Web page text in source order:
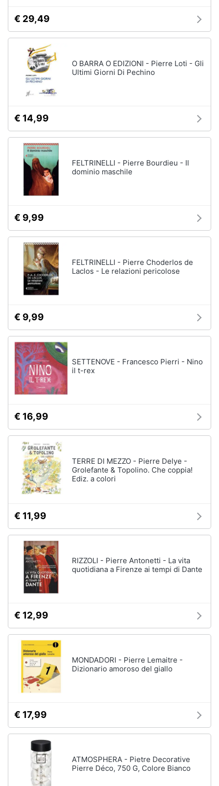
€ 29,49
O BARRA O EDIZIONI - Pierre Loti - Gli
Ultimi Giorni Di Pechino
€ 14,99
FELTRINELLI - Pierre Bourdieu - Il
dominio maschile
€ 9,99
FELTRINELLI - Pierre Choderlos de
Laclos - Le relazioni pericolose
€ 9,99
SETTENOVE - Francesco Pierri - Nino
il t-rex
€ 16,99
TERRE DI MEZZO - Pierre Delye -
Grolefante & Topolino. Che coppia!
Ediz. a colori
€ 11,99
RIZZOLI - Pierre Antonetti - La vita
quotidiana a Firenze ai tempi di Dante
€ 12,99
MONDADORI - Pierre Lemaitre -
Dizionario amoroso del giallo
€ 17,99
ATMOSPHERA - Pietre Decorative
Pierre Déco, 750 G, Colore Bianco